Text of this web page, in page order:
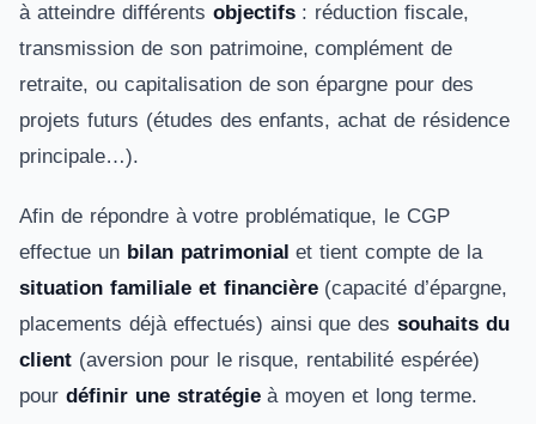
à atteindre différents objectifs: réduction fiscale,
transmission de son patrimoine, complément de
retraite, ou capitalisation de son épargne pour des
projets futurs (études des enfants, achat de résidence
principale…).
Afin de répondre à votre problématique, le CGP
effectue un bilan patrimonial et tient compte de la
situation familiale et financière(capacité d’épargne,
placements déjà effectués) ainsi que dessouhaits du
client (aversion pour le risque, rentabilité espérée)
pour définir une stratégieà moyen et long terme.